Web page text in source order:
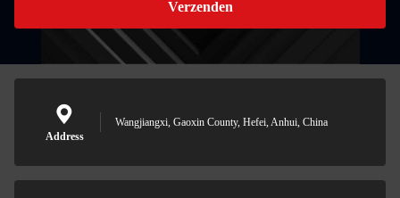
Verzenden
Address
Wangjiangxi, Gaoxin County, Hefei, Anhui, China